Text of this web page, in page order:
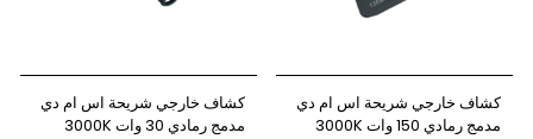
كشاف خارجي شريحة اس ام دي
مدمج رمادي 150 وات 3000K
كشاف خارجي شريحة اس ام دي
مدمج رمادي 30 وات 3000K